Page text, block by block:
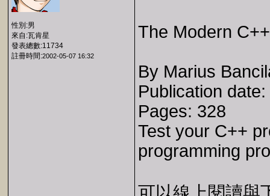
性別:男
來自:瓦肯星
發表總數:11734
註冊時間:2002-05-07 16:32
The Modern
By Marius
Publication
Pages: 328
Test your C++
programming